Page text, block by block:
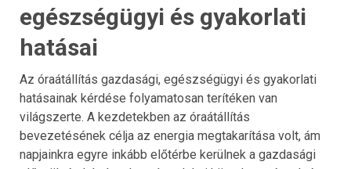
egészségügyi és gyakorlati
hatásai
Az óraátállítás gazdasági, egészségügyi és gyakorlati
hatásainak kérdése folyamatosan terítéken van
világszerte. A kezdetekben az óraátállítás
bevezetésének célja az energia megtakarítása volt, ám
napjainkra egyre inkább előtérbe kerülnek a gazdasági